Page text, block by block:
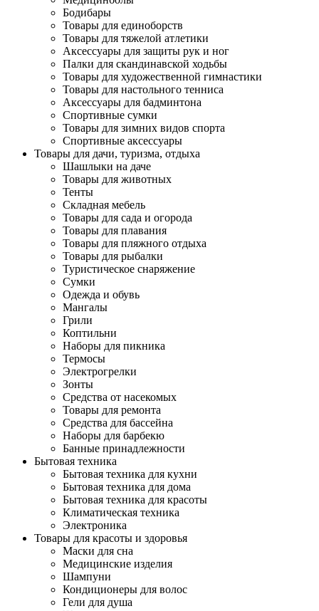
Бодибары
Товары для единоборств
Товары для тяжелой атлетики
Аксессуары для защиты рук и ног
Палки для скандинавской ходьбы
Товары для художественной гимнастики
Товары для настольного тенниса
Аксессуары для бадминтона
Спортивные сумки
Товары для зимних видов спорта
Спортивные аксессуары
Товары для дачи, туризма, отдыха
Шашлыки на даче
Товары для животных
Тенты
Складная мебель
Товары для сада и огорода
Товары для плавания
Товары для пляжного отдыха
Товары для рыбалки
Туристическое снаряжение
Сумки
Одежда и обувь
Мангалы
Грили
Коптильни
Наборы для пикника
Термосы
Электрогрелки
Зонты
Средства от насекомых
Товары для ремонта
Средства для бассейна
Наборы для барбекю
Банные принадлежности
Бытовая техника
Бытовая техника для кухни
Бытовая техника для дома
Бытовая техника для красоты
Климатическая техника
Электроника
Товары для красоты и здоровья
Маски для сна
Медицинские изделия
Шампуни
Кондиционеры для волос
Гели для душа